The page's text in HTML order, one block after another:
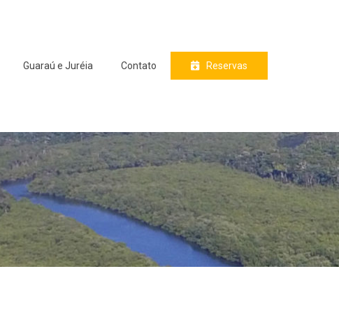
Guaraú e Juréia Contato Reservas